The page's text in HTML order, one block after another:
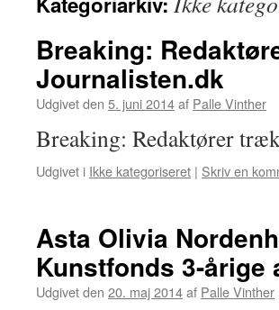
Breaking:
Journalisten.dk
Udgivet den 5. juni 2014af Palle Vinther
Breaking: Redaktører
Udgivet i Ikke kategoriseret | Skriv en
Asta Olivia
Kunstfonds 3-årige
Udgivet den 20. maj 2014af Palle Vinther